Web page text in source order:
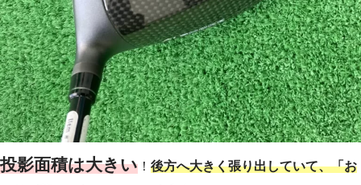
投影面積は大きい ！ 後方へ大きく張り出していて、「お